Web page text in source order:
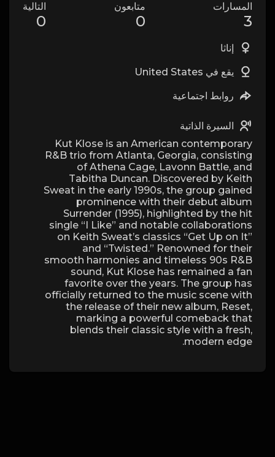
المسارات
3
متابعون
0
التالية
0
إناثا
يقع في United States
روابط اجتماعية
السيرة الذاتية
Kut Klose is an American contemporary
R&B trio from Atlanta, Georgia, consisting
of Athena Cage, Lavonn Battle, and
Tabitha Duncan. Discovered by Keith
Sweat in the early 1990s, the group gained
prominence with their debut album
Surrender (1995), highlighted by the hit
single “I Like” and notable collaborations
on Keith Sweat’s classics “Get Up on It”
and “Twisted.” Renowned for their
smooth harmonies and timeless 90s R&B
sound, Kut Klose has remained a fan
favorite over the years. The group has
officially returned to the music scene with
the release of their new album, Reset,
marking a powerful comeback that
blends their classic style with a fresh,
modern edge.